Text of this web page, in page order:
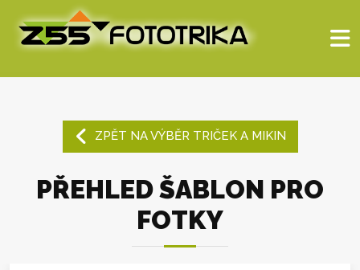
ZPĚT NA VÝBĚR TRIČEK A MIKIN
PŘEHLED ŠABLON PRO
FOTKY